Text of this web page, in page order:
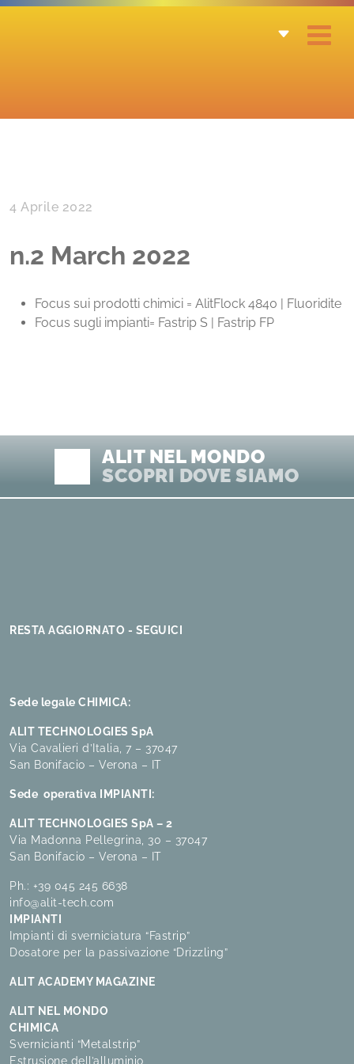
4 Aprile 2022
n.2 March 2022
Focus sui prodotti chimici = AlitFlock 4840 | Fluoridite
Focus sugli impianti= Fastrip S | Fastrip FP
ALIT NEL MONDO
SCOPRI DOVE SIAMO
RESTA AGGIORNATO - SEGUICI
Sede legale CHIMICA:
ALIT TECHNOLOGIES SpA
Via Cavalieri d’Italia, 7 – 37047
San Bonifacio – Verona – IT
Sede operativa IMPIANTI:
ALIT TECHNOLOGIES SpA – 2
Via Madonna Pellegrina, 30 – 37047
San Bonifacio – Verona – IT
Ph.: +39 045 245 6638
info@alit-tech.com
IMPIANTI
Impianti di sverniciatura “Fastrip”
Dosatore per la passivazione “Drizzling”
ALIT ACADEMY MAGAZINE
ALIT NEL MONDO
CHIMICA
Svernicianti “Metalstrip”
Estrusione dell’alluminio